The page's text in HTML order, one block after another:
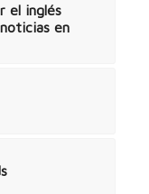
el inglés
en